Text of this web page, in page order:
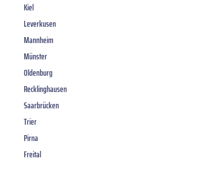
Kiel
Leverkusen
Mannheim
Münster
Oldenburg
Recklinghausen
Saarbrücken
Trier
Pirna
Freital